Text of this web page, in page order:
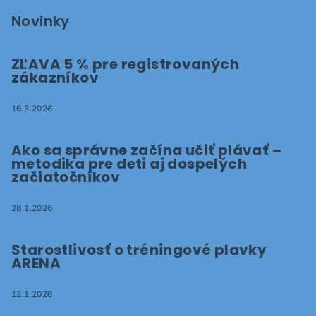
Novinky
ZĽAVA 5 % pre registrovaných
zákazníkov
16.3.2026
Ako sa správne začína učiť plávať –
metodika pre deti aj dospelých
začiatočníkov
28.1.2026
Starostlivosť o tréningové plavky
ARENA
12.1.2026